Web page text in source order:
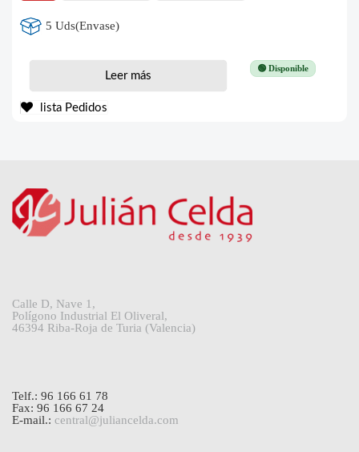
5 Uds(Envase)
🟢 Disponible
Leer más
lista Pedidos
Calle D, Nave 1,
Polígono Industrial El Oliveral,
46394 Riba-Roja de Turia (Valencia)
Telf.: 96 166 61 78
Fax: 96 166 67 24
E-mail.: central@juliancelda.com